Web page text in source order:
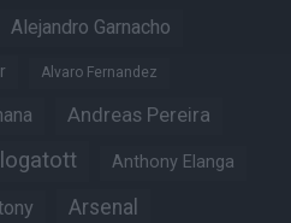
Alejandro Garnacho
Alvaro Fernandez
Andreas Pereira
Anthony Elanga
Arsenal